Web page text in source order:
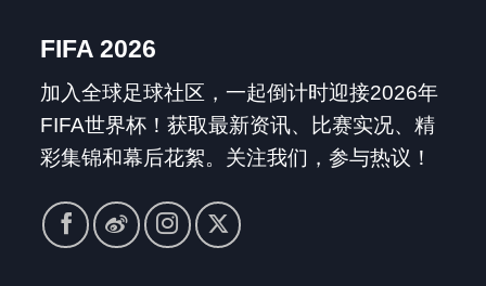
FIFA 2026
加入全球足球社区，一起倒计时迎接2026年
FIFA世界杯！获取最新资讯、比赛实况、精
彩集锦和幕后花絮。关注我们，参与热议！